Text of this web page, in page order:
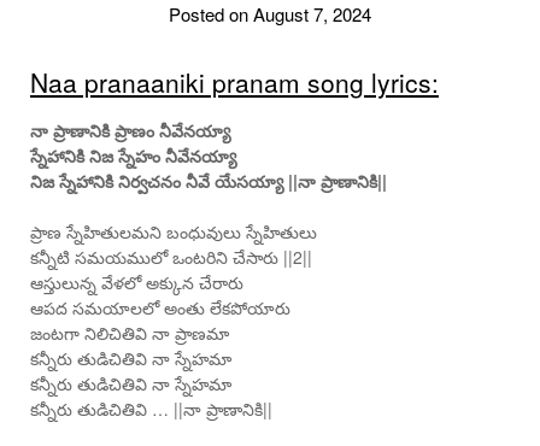
Posted on August 7, 2024
Naa pranaaniki pranam song lyrics:
నా ప్రాణానికి ప్రాణం నీవేనయ్యా
స్నేహానికి నిజ స్నేహం నీవేనయ్యా
నిజ స్నేహానికి నిర్వచనం నీవే యేసయ్యా ||నా ప్రాణానికి||
ప్రాణ స్నేహితులమని బంధువులు స్నేహితులు
కన్నీటి సమయములో ఒంటరిని చేసారు ||2||
ఆస్తులున్న వేళలో అక్కున చేరారు
ఆపద సమయాలలో అంతు లేకపోయారు
జంటగా నిలిచితివి నా ప్రాణమా
కన్నీరు తుడిచితివి నా స్నేహమా
కన్నీరు తుడిచితివి నా స్నేహమా
కన్నీరు తుడిచితివి … ||నా ప్రాణానికి||